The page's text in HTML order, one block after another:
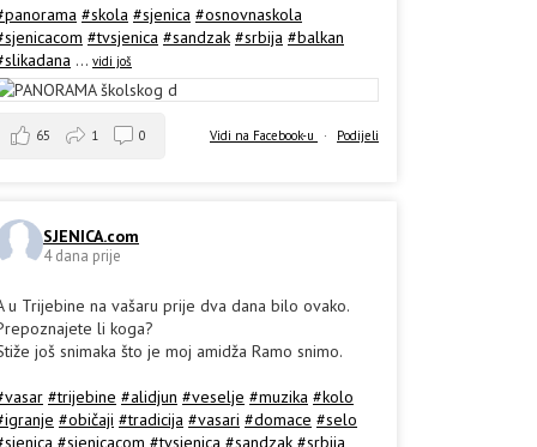
#skola #sjenica #osnovnaskola
#tvsjenica #sandzak #srbija #balkan
... vidi još
Vidi na Facebook-u · Podijeli
65 1 0
SJENICA.com
4 dana prije
u Trijebine na vašaru prije dva dana bilo ovako.
li koga?
još snimaka što je moj amidža Ramo snimo.
#trijebine #alidjun #veselje #muzika #kolo
#običaji #tradicija #vasari #domace #selo
#sjenicacom #tvsjenica #sandzak #srbija